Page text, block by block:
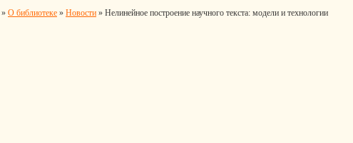
» О библиотеке » Новости » Нелинейное построение научного текста: модели и технологии